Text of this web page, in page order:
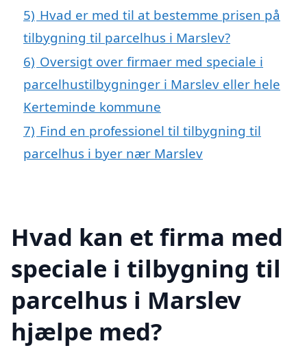
5) Hvad er med til at bestemme prisen på
tilbygning til parcelhus i Marslev?
6) Oversigt over firmaer med speciale i
parcelhustilbygninger i Marslev eller hele
Kerteminde kommune
7) Find en professionel til tilbygning til
parcelhus i byer nær Marslev
Hvad kan et firma med
speciale i tilbygning til
parcelhus i Marslev
hjælpe med?